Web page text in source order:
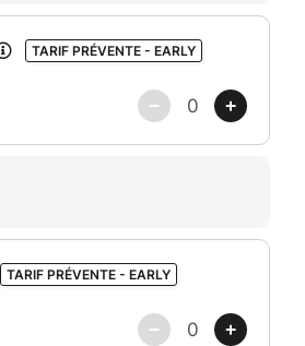
TARIF PRÉVENTE - EARLY
TARIF PRÉVENTE - EARLY